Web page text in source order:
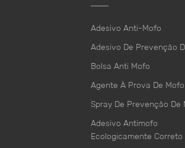
está preocupado que o custo de
recomendamos que você use o
absorver a água e tem uma caixa de
no armazém. Por que usar o
tipo armazém Top - 1000 são mais
de cal virgem: o dessecante de
a embalagem com um pouco de
visualização para absorção de água, é
de cálcio de sachê: o ciclo de uso do
trabalho e recursos materiais para
Adesivo Anti-Mofo
Adesivo De Prevenção
Bolsa Anti Mofo
Agente À Prova De Mofo
Spray De Prevenção De
Adesivo Antimofo
Ecologicamente Correto